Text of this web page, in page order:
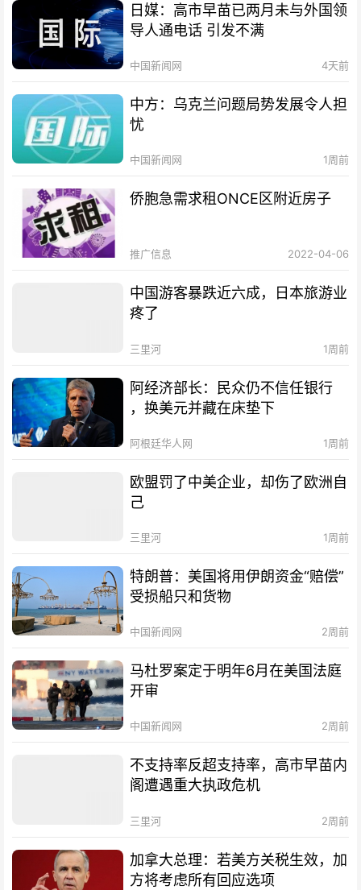
日媒：高市早苗已两月未与外国领
导人通电话 引发不满
中国新闻网 4天前
中方：乌克兰问题局势发展令人担
忧
中国新闻网 1周前
侨胞急需求租ONCE区附近房子
推广信息 2022-04-06
中国游客暴跌近六成，日本旅游业
疼了
三里河 1周前
阿经济部长：民众仍不信任银行
，换美元并藏在床垫下
阿根廷华人网 1周前
欧盟罚了中美企业，却伤了欧洲自
己
三里河 1周前
特朗普：美国将用伊朗资金“赔偿”
受损船只和货物
中国新闻网 2周前
马杜罗案定于明年6月在美国法庭
开审
中国新闻网 2周前
不支持率反超支持率，高市早苗内
阁遭遇重大执政危机
三里河 2周前
加拿大总理：若美方关税生效，加
方将考虑所有回应选项